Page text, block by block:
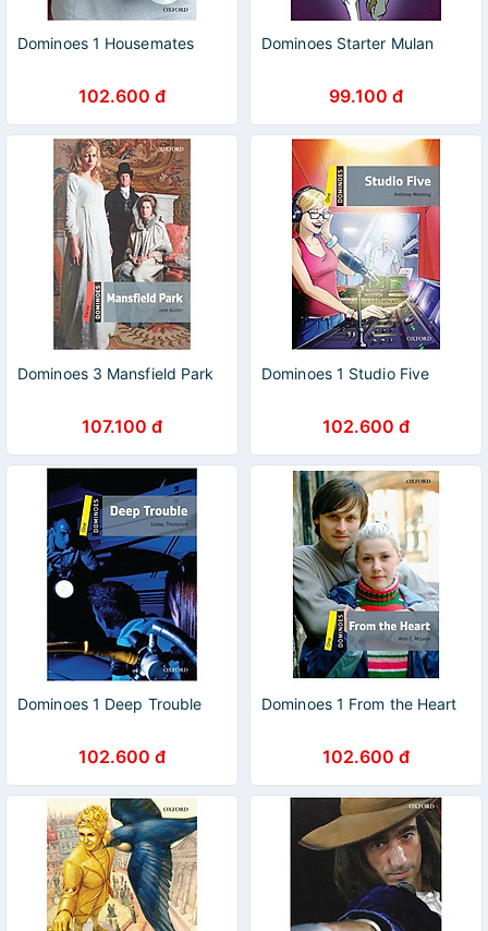
Dominoes 1 Housemates
102.600 đ
Dominoes Starter Mulan
99.100 đ
Dominoes 3 Mansfield Park
107.100 đ
Dominoes 1 Studio Five
102.600 đ
Dominoes 1 Deep Trouble
102.600 đ
Dominoes 1 From the Heart
102.600 đ